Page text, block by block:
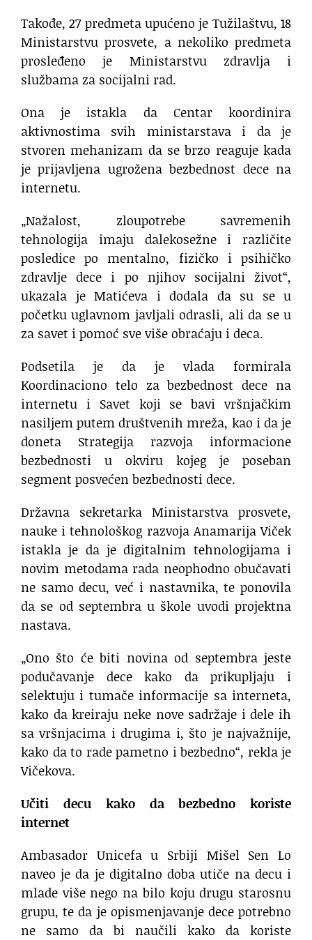
Takođe, 27 predmeta upućeno je Tužilaštvu, 18
Ministarstvu prosvete, a nekoliko predmeta
prosleđeno je Ministarstvu zdravlja i
službama za socijalni rad.
Ona je istakla da Centar koordinira
aktivnostima svih ministarstava i da je
stvoren mehanizam da se brzo reaguje kada
je prijavljena ugrožena bezbednost dece na
internetu.
„Nažalost, zloupotrebe savremenih
tehnologija imaju dalekosežne i različite
posledice po mentalno, fizičko i psihičko
zdravlje dece i po njihov socijalni život“,
ukazala je Matićeva i dodala da su se u
početku uglavnom javljali odrasli, ali da se u
za savet i pomoć sve više obraćaju i deca.
Podsetila je da je vlada formirala
Koordinaciono telo za bezbednost dece na
internetu i Savet koji se bavi vršnjačkim
nasiljem putem društvenih mreža, kao i da je
doneta Strategija razvoja informacione
bezbednosti u okviru kojeg je poseban
segment posvećen bezbednosti dece.
Državna sekretarka Ministarstva prosvete,
nauke i tehnološkog razvoja Anamarija Viček
istakla je da je digitalnim tehnologijama i
novim metodama rada neophodno obučavati
ne samo decu, već i nastavnika, te ponovila
da se od septembra u škole uvodi projektna
nastava.
„Ono što će biti novina od septembra jeste
podučavanje dece kako da prikupljaju i
selektuju i tumače informacije sa interneta,
kako da kreiraju neke nove sadržaje i dele ih
sa vršnjacima i drugima i, što je najvažnije,
kako da to rade pametno i bezbedno“, rekla je
Vičekova.
Učiti decu kako da bezbedno koriste
internet
Ambasador Unicefa u Srbiji Mišel Sen Lo
naveo je da je digitalno doba utiče na decu i
mlade više nego na bilo koju drugu starosnu
grupu, te da je opismenjavanje dece potrebno
ne samo da bi naučili kako da koriste